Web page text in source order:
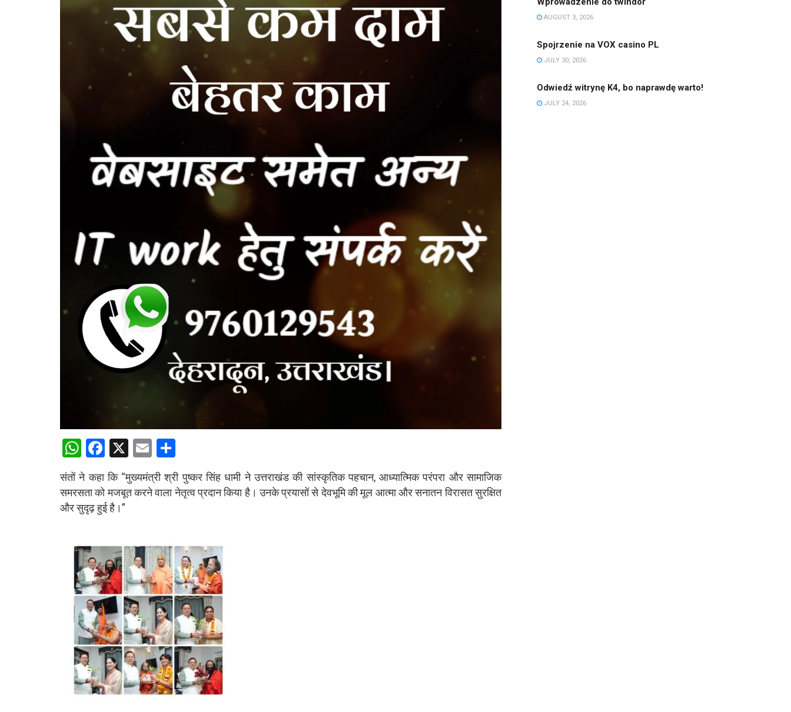
W
h
at
s
p
p
F
a
ce
b
o
k
X
E
m
ail
h
ar
e
संतों ने कहा कि “मुख्यमंत्री श्री पुष्कर सिंह धामी ने उत्तराखंड की सांस्कृतिक पहचान, आध्यात्मिक परंपरा और सामाजिक
समरसता को मजबूत करने वाला नेतृत्व प्रदान किया है। उनके प्रयासों से देवभूमि की मूल आत्मा और सनातन विरासत सुरक्षित
और सुदृढ़ हुई है।”
AUGUST 3, 2026
Spojrzenie na VOX casino PL
JULY 30, 2026
Odwiedź witrynę K4, bo naprawdę warto!
JULY 24, 2026